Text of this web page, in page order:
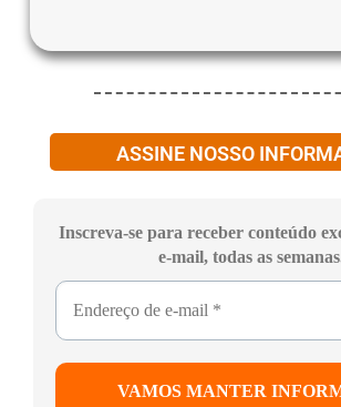
ASSINE NOSSO
Inscreva-se para receber conteúdo
e-mail, todas as